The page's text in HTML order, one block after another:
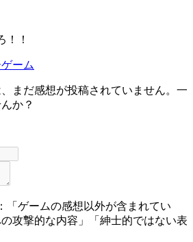
！！
ーム
まだ感想が投稿されていません。一
か？
「ゲームの感想以外が含まれてい
攻撃的な内容」「紳士的ではない表